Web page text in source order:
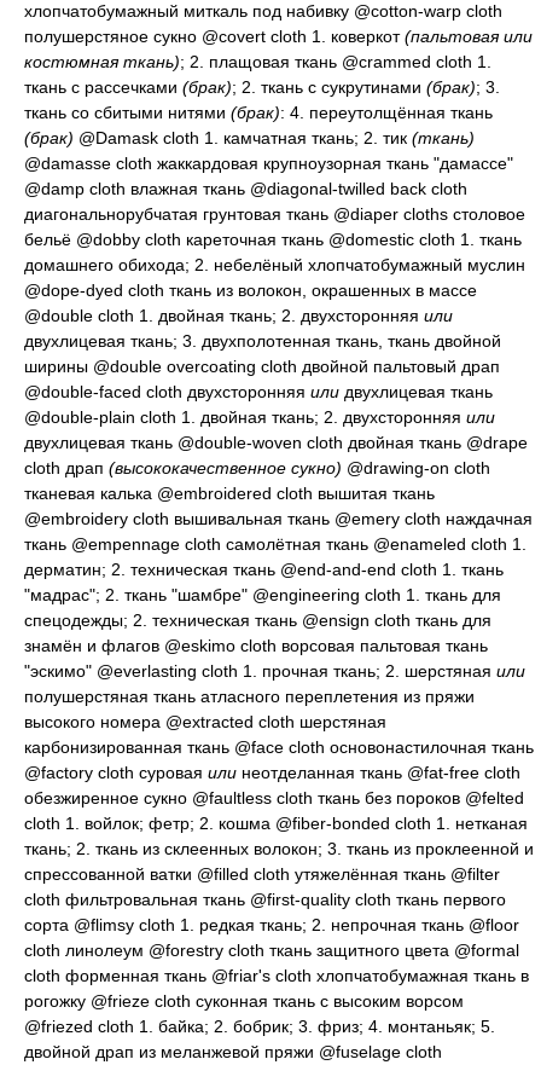
хлопчатобумажный миткаль под набивку @cotton-warp cloth
полушерстяное сукно @covert cloth 1. коверкот(пальтовая или
костюмная ткань); 2. плащовая ткань @crammed cloth 1.
ткань с рассечками (брак); 2. ткань с сукрутинами (брак); 3.
ткань со сбитыми нитями (брак): 4. переутолщённая ткань
(брак) @Damask cloth 1. камчатная ткань; 2. тик (ткань)
@damasse cloth жаккардовая крупноузорная ткань "дамассе"
@damp cloth влажная ткань @diagonal-twilled back cloth
диагональнорубчатая грунтовая ткань @diaper cloths столовое
бельё @dobby cloth кареточная ткань @domestic cloth 1. ткань
домашнего обихода; 2. небелёный хлопчатобумажный муслин
@dope-dyed cloth ткань из волокон, окрашенных в массе
@double cloth 1. двойная ткань; 2. двухсторонняя или
двухлицевая ткань; 3. двухполотенная ткань, ткань двойной
ширины @double overcoating cloth двойной пальтовый драп
@double-faced cloth двухсторонняя или двухлицевая ткань
@double-plain cloth 1. двойная ткань; 2. двухсторонняя или
двухлицевая ткань @double-woven cloth двойная ткань @drape
cloth драп (высококачественное сукно) @drawing-on cloth
тканевая калька @embroidered cloth вышитая ткань
@embroidery cloth вышивальная ткань @emery cloth наждачная
ткань @empennage cloth самолётная ткань @enameled cloth 1.
дерматин; 2. техническая ткань @end-and-end cloth 1. ткань
"мадрас"; 2. ткань "шамбре" @engineering cloth 1. ткань для
спецодежды; 2. техническая ткань @ensign cloth ткань для
знамён и флагов @eskimo cloth ворсовая пальтовая ткань
"эскимо" @everlasting cloth 1. прочная ткань; 2. шерстяная или
полушерстяная ткань атласного переплетения из пряжи
высокого номера @extracted cloth шерстяная
карбонизированная ткань @face cloth основонастилочная ткань
@factory cloth суровая или неотделанная ткань @fat-free cloth
обезжиренное сукно @faultless cloth ткань без пороков @felted
cloth 1. войлок; фетр; 2. кошма @fiber-bonded cloth 1. нетканая
ткань; 2. ткань из склеенных волокон; 3. ткань из проклеенной и
спрессованной ватки @filled cloth утяжелённая ткань @filter
cloth фильтровальная ткань @first-quality cloth ткань первого
сорта @flimsy cloth 1. редкая ткань; 2. непрочная ткань @floor
cloth линолеум @forestry cloth ткань защитного цвета @formal
cloth форменная ткань @friar's cloth хлопчатобумажная ткань в
рогожку @frieze cloth суконная ткань с высоким ворсом
@friezed cloth 1. байка; 2. бобрик; 3. фриз; 4. монтаньяк; 5.
двойной драп из меланжевой пряжи @fuselage cloth